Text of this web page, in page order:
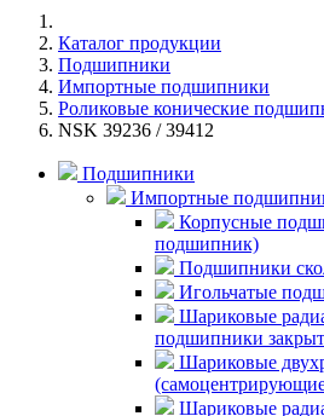
Каталог продукции
Подшипники
Импортные подшипники
Роликовые конические
NSK 39236 / 39412
Подшипники
Импортные
Корпусные
подшипник)
Подшипники
Игольчатые
Шариковые
подшипники
Шариковые
Шариковые